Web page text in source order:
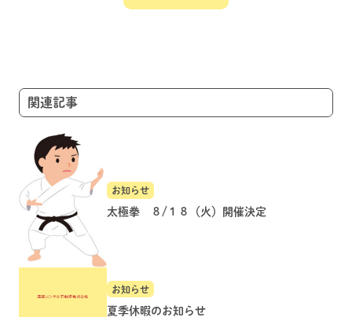
ョ
ン関連記事
お知らせ
太極拳 ８/１８（火）開催決定
お知らせ
夏季休暇のお知らせ